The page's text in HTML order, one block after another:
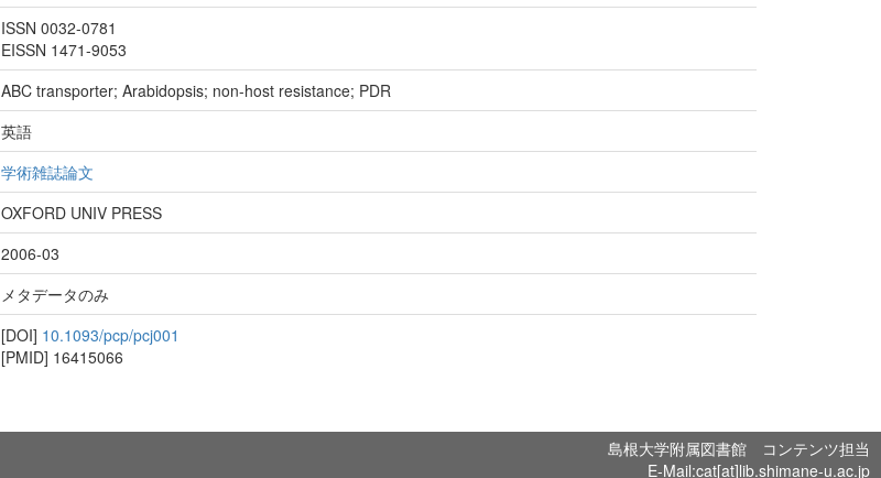
ISSN 0032-0781
EISSN 1471-9053
ABC transporter; Arabidopsis; non-host resistance; PDR
英語
学術雑誌論文
OXFORD UNIV PRESS
2006-03
メタデータのみ
[DOI] 10.1093/pcp/pcj001
[PMID] 16415066
島根大学附属図書館 コンテンツ担当
E-Mail:cat[at]lib.shimane-u.ac.jp